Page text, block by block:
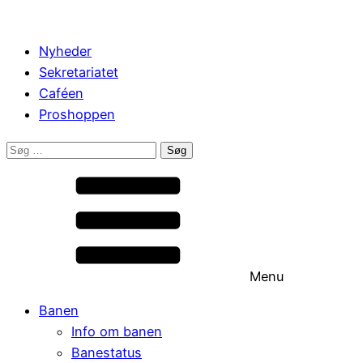
Nyheder
Sekretariatet
Caféen
Proshoppen
Søg
Menu
Banen
Info om banen
Banestatus